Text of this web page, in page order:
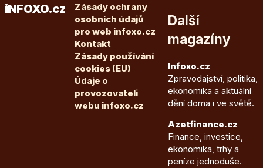
iNFOXO.cz
Zásady ochrany
osobních údajů
pro web infoxo.cz
Kontakt
Zásady používání
cookies (EU)
Údaje o
provozovateli
webu infoxo.cz
Další
magazíny
Infoxo.cz
Zpravodajství, politika,
ekonomika a aktuální
dění doma i ve světě.
Azetfinance.cz
Finance, investice,
ekonomika, trhy a
peníze jednoduše.